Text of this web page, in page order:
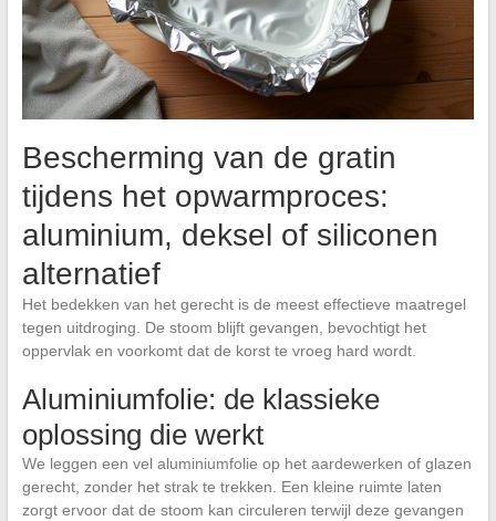
Bescherming van de gratin
tijdens het opwarmproces:
aluminium, deksel of siliconen
alternatief
Het bedekken van het gerecht is de meest effectieve maatregel
tegen uitdroging. De stoom blijft gevangen, bevochtigt het
oppervlak en voorkomt dat de korst te vroeg hard wordt.
Aluminiumfolie: de klassieke
oplossing die werkt
We leggen een vel aluminiumfolie op het aardewerken of glazen
gerecht, zonder het strak te trekken. Een kleine ruimte laten
zorgt ervoor dat de stoom kan circuleren terwijl deze gevangen